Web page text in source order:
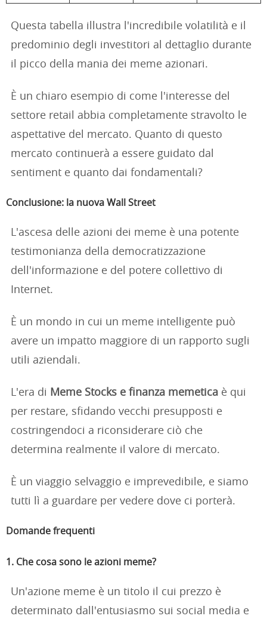
Questa tabella illustra l'incredibile volatilità e il
predominio degli investitori al dettaglio durante
il picco della mania dei meme azionari.
È un chiaro esempio di come l'interesse del
settore retail abbia completamente stravolto le
aspettative del mercato. Quanto di questo
mercato continuerà a essere guidato dal
sentiment e quanto dai fondamentali?
Conclusione: la nuova Wall Street
L'ascesa delle azioni dei meme è una potente
testimonianza della democratizzazione
dell'informazione e del potere collettivo di
Internet.
È un mondo in cui un meme intelligente può
avere un impatto maggiore di un rapporto sugli
utili aziendali.
L'era di Meme Stocks e finanza memetica è qui
per restare, sfidando vecchi presupposti e
costringendoci a riconsiderare ciò che
determina realmente il valore di mercato.
È un viaggio selvaggio e imprevedibile, e siamo
tutti lì a guardare per vedere dove ci porterà.
Domande frequenti
1. Che cosa sono le azioni meme?
Un'azione meme è un titolo il cui prezzo è
determinato dall'entusiasmo sui social media e